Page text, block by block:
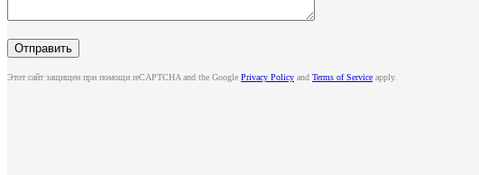
Этот сайт защищен при помощи reCAPTCHA and the Google Privacy Policy and Terms of Service apply.